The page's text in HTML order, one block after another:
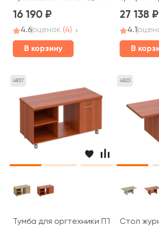
16 190
4.6оценок (4)
В корзину
27 138
4.1
В
4837
Тумба для оргтехники ПТ 262 Patriot
4823
Стол